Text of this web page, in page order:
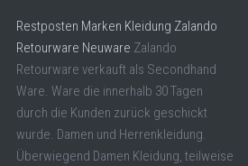
Restposten Marken Kleidung Zalando
Retourware Neuware Zalando
Retourware verkauft als Secondhand
Ware. Ware die innerhalb 30 Tagen
durch die Kunden zurück geschickt
wurde. Damen und Herrenkleidung.
Überwiegend Damen Kleidung, teilweise